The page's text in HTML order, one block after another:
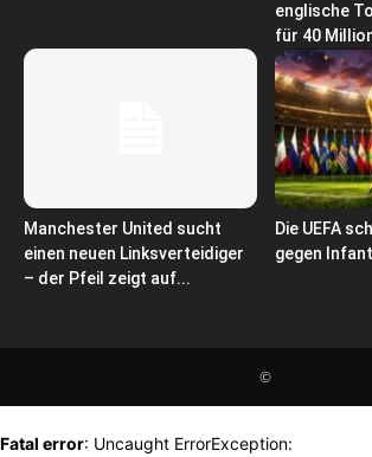
englische
für 40
Manchester United sucht
einen neuen Linksverteidiger
– der Pfeil zeigt auf...
Die UEFA
gegen
©
Fatal error: Uncaught ErrorException: